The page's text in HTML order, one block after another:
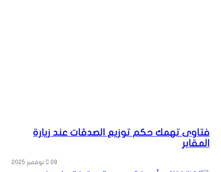
فتاوى تهمك حكم توزيع الصدقات عند زيارة
المقابر
09 نوفمبر 2025